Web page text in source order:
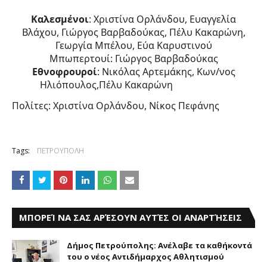
Καλεσμένοι: Χριστίνα Ορλάνδου, Ευαγγελία
Βλάχου, Γιώργος Βαρβαδούκας, Πέλυ Κακαρώνη,
Γεωργία Μπέλου, Εύα Καρυστινού
Μπωπερτουί: Γιώργος Βαρβαδούκας
Εθνοφρουροί: Νικόλας Αρτεμάκης, Κων/νος
Ηλιόπουλος,Πέλυ Κακαρώνη
Πολίτες: Χριστίνα Ορλάνδου, Νίκος Πεφάνης
Tags: ΠΕΤΡΟΥΠΟΛΗ
ΜΠΟΡΕΊ ΝΑ ΣΑΣ ΑΡΈΣΟΥΝ ΑΥΤΈΣ ΟΙ ΑΝΑΡΤΉΣΕΙΣ
Δήμος Πετρούπολης: Ανέλαβε τα καθήκοντά
του ο νέος Αντιδήμαρχος Αθλητισμού